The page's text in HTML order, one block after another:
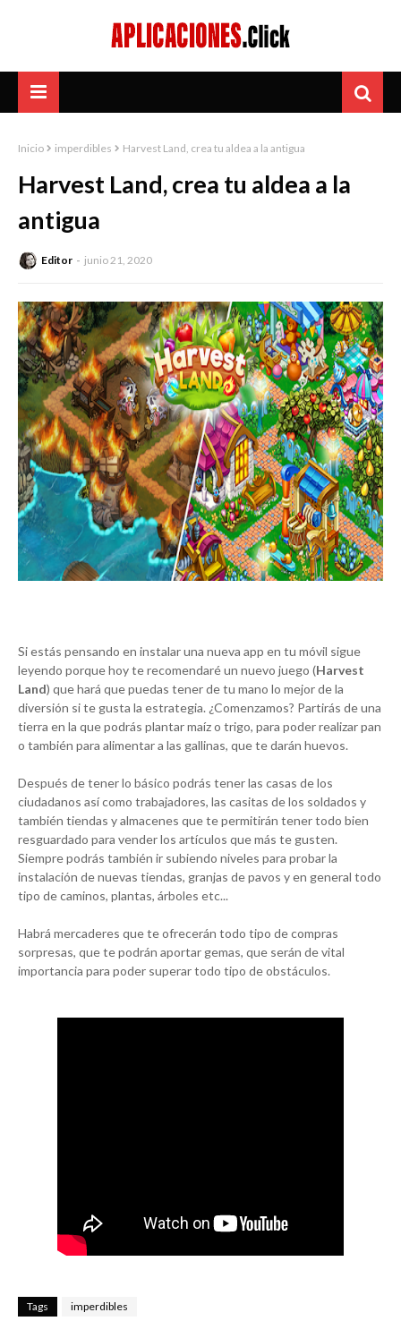
Inicio imperdibles Harvest Land, crea tu aldea a la antigua
Harvest Land, crea tu aldea a la
antigua
Editor junio 21, 2020
Si estás pensando en instalar una nueva app en tu móvil sigue
leyendo porque hoy te recomendaré un nuevo juego (Harvest
Land) que hará que puedas tener de tu mano lo mejor de la
diversión si te gusta la estrategia. ¿Comenzamos? Partirás de una
tierra en la que podrás plantar maíz o trigo, para poder realizar pan
o también para alimentar a las gallinas, que te darán huevos.
Después de tener lo básico podrás tener las casas de los
ciudadanos así como trabajadores, las casitas de los soldados y
también tiendas y almacenes que te permitirán tener todo bien
resguardado para vender los artículos que más te gusten.
Siempre podrás también ir subiendo niveles para probar la
instalación de nuevas tiendas, granjas de pavos y en general todo
tipo de caminos, plantas, árboles etc...
Habrá mercaderes que te ofrecerán todo tipo de compras
sorpresas, que te podrán aportar gemas, que serán de vital
importancia para poder superar todo tipo de obstáculos.
Tags imperdibles